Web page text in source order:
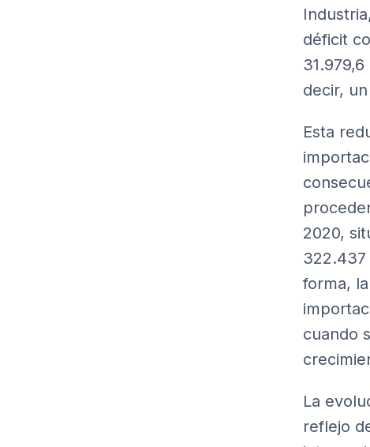
déficit
decir,
Esta
2020,
322.437
forma,
cuando
La
reflejo